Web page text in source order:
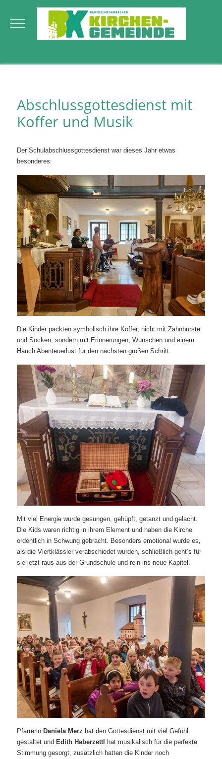
Mobile Menu Toggle
Abschlussgottesdienst mit
Koffer und Musik
Der Schulabschlussgottesdienst war dieses Jahr etwas
besonderes:
Die Kinder packten symbolisch ihre Koffer, nicht mit Zahnbürste
und Socken, sondern mit Erinnerungen, Wünschen und einem
Hauch Abenteuerlust für den nächsten großen Schritt.
Mit viel Energie wurde gesungen, gehüpft, getanzt und gelacht.
Die Kids waren richtig in ihrem Element und haben die Kirche
ordentlich in Schwung gebracht. Besonders emotional wurde es,
als die Viertklässler verabschiedet wurden, schließlich geht’s für
sie jetzt raus aus der Grundschule und rein ins neue Kapitel.
PfarrerinDaniela Merz hat den Gottesdienst mit viel Gefühl
gestaltet undEdith Haberzettl hat musikalisch für die perfekte
Stimmung gesorgt, zusätzlich hatten die Kinder noch